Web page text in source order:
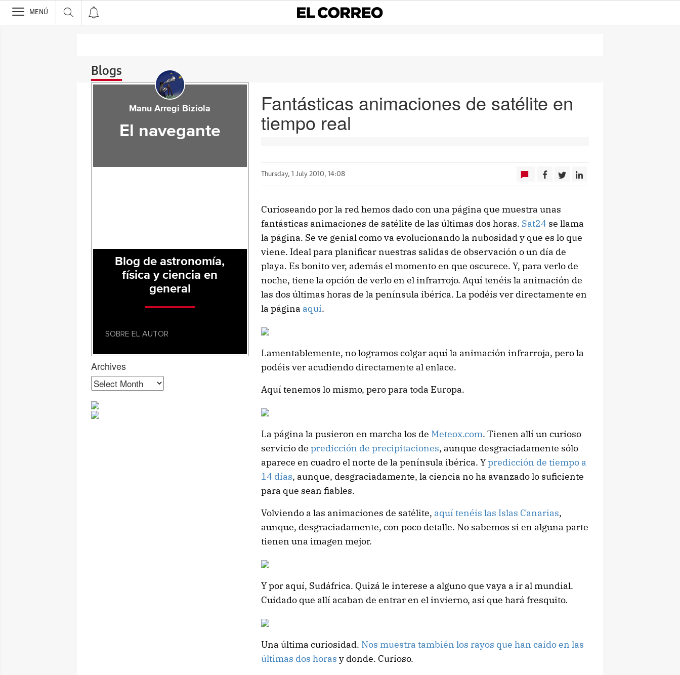
>
MENÚ
Blogs
Fantásticas animaciones de satélite en
tiempo real
Thursday, 1 July 2010, 14:08
Curioseando por la red hemos dado con una página que muestra unas
fantásticas animaciones de satélite de las últimas dos horas. Sat24 se llama
la página. Se ve genial como va evolucionando la nubosidad y que es lo que
viene. Ideal para planificar nuestras salidas de observación o un día de
playa. Es bonito ver, además el momento en que oscurece. Y, para verlo de
noche, tiene la opción de verlo en el infrarrojo. Aquí tenéis la animación de
las dos últimas horas de la península ibérica. La podéis ver directamente en
la página aquí.
Lamentablemente, no logramos colgar aquí la animación infrarroja, pero la
podéis ver acudiendo directamente al enlace.
Aquí tenemos lo mismo, pero para toda Europa.
La página la pusieron en marcha los de Meteox.com. Tienen allí un curioso
servicio de predicción de precipitaciones, aunque desgraciadamente sólo
aparece en cuadro el norte de la península ibérica. Ypredicción de tiempo a
14 días, aunque, desgraciadamente, la ciencia no ha avanzado lo suficiente
para que sean fiables.
Volviendo a las animaciones de satélite, aquí tenéis las Islas Canarias,
aunque, desgraciadamente, con poco detalle. No sabemos si en alguna parte
tienen una imagen mejor.
Y por aquí, Sudáfrica. Quizá le interese a alguno que vaya a ir al mundial.
Cuidado que allí acaban de entrar en el invierno, así que hará fresquito.
Una última curiosidad. Nos muestra también los rayos que han caído en las
últimas dos horas y donde. Curioso.
Manu Arregi Biziola
El navegante
Blog de astronomía,
física y ciencia en
general
SOBRE EL AUTOR
Archives
Archives